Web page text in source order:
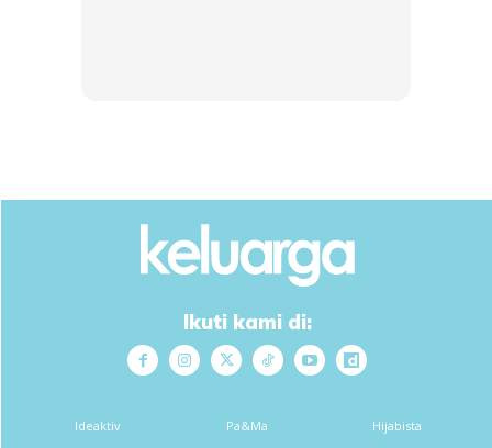
Langkah 1 : Basahkan atau rendam seluar yang lusuh
Ikuti kami di:
Ideaktiv Pa&Ma Hijabista